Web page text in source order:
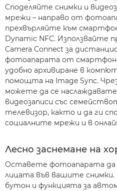
Споделяйте снимки и
мрежи – направо от
прехвърляйте към
Dynamic NFC. Използвайте
Camera Connect за
фотоапарата от смартфон
удобно архивиране в
помощта на Image Sync.
можете да се
видеозаписи със
телевизор, както и да ги
социалните мрежи и в
Лесно заснемане на
Оставете фотоапарата да
лицата във вашите
бутон и функцията за